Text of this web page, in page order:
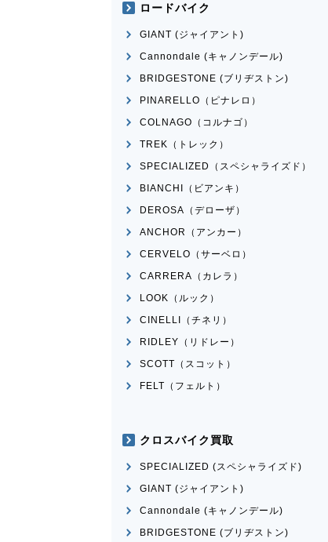
ロードバイク
GIANT (ジャイアント)
Cannondale (キャノンデール)
BRIDGESTONE (ブリヂストン)
PINARELLO（ピナレロ）
COLNAGO（コルナゴ）
TREK（トレック）
SPECIALIZED（スペシャライズド）
BIANCHI（ビアンキ）
DEROSA（デローザ）
ANCHOR（アンカー）
CERVELO（サーベロ）
CARRERA（カレラ）
LOOK（ルック）
CINELLI（チネリ）
RIDLEY（リドレー）
SCOTT（スコット）
FELT（フェルト）
クロスバイク買取
SPECIALIZED (スペシャライズド)
GIANT (ジャイアント)
Cannondale (キャノンデール)
BRIDGESTONE (ブリヂストン)